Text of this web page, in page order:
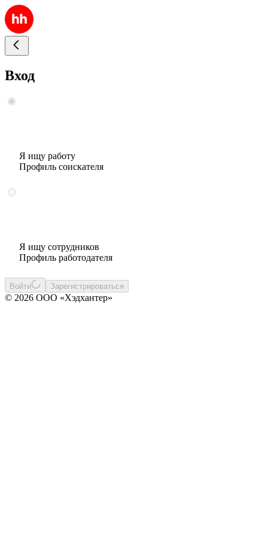
Вход
Я ищу работу
Профиль соискателя
Я ищу сотрудников
Профиль работодателя
Войти Зарегистрироваться
© 2026 ООО «Хэдхантер»